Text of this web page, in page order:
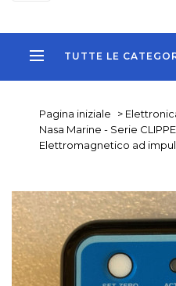
TUTTE LE
Pagina iniziale >
Nasa Marine - Serie
Elettromagnetico ad